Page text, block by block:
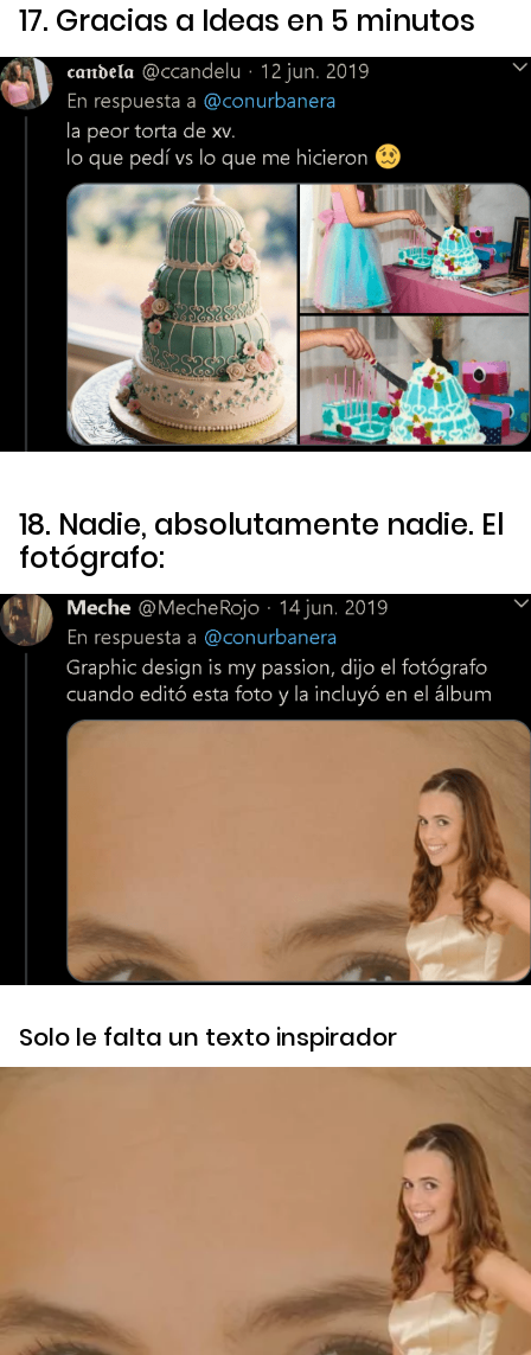
17. Gracias a Ideas en 5 minutos
18. Nadie, absolutamente nadie. El
fotógrafo:
Solo le falta un texto inspirador